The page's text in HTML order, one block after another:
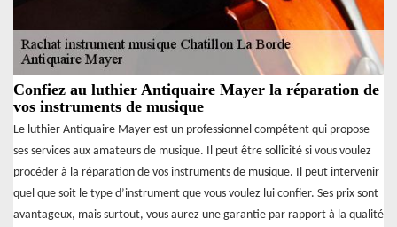
Confiez au luthier Antiquaire Mayer la réparation de
vos instruments de musique
Le luthier Antiquaire Mayer est un professionnel compétent qui propose
ses services aux amateurs de musique. Il peut être sollicité si vous voulez
procéder à la réparation de vos instruments de musique. Il peut intervenir
quel que soit le type d’instrument que vous voulez lui confier. Ses prix sont
avantageux, mais surtout, vous aurez une garantie par rapport à la qualité